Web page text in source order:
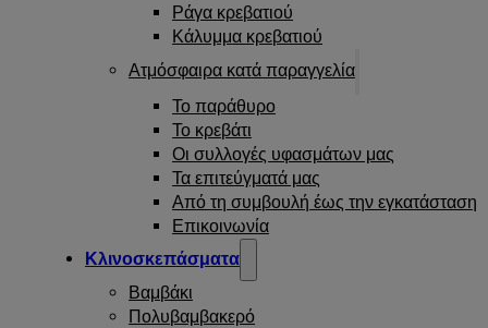
Ράγα κρεβατιού
Κάλυμμα κρεβατιού
Ατμόσφαιρα κατά παραγγελία
Το παράθυρο
Το κρεβάτι
Οι συλλογές υφασμάτων μας
Τα επιτεύγματά μας
Από τη συμβουλή έως την εγκατάσταση
Επικοινωνία
Κλινοσκεπάσματα
Βαμβάκι
Πολυβαμβακερό